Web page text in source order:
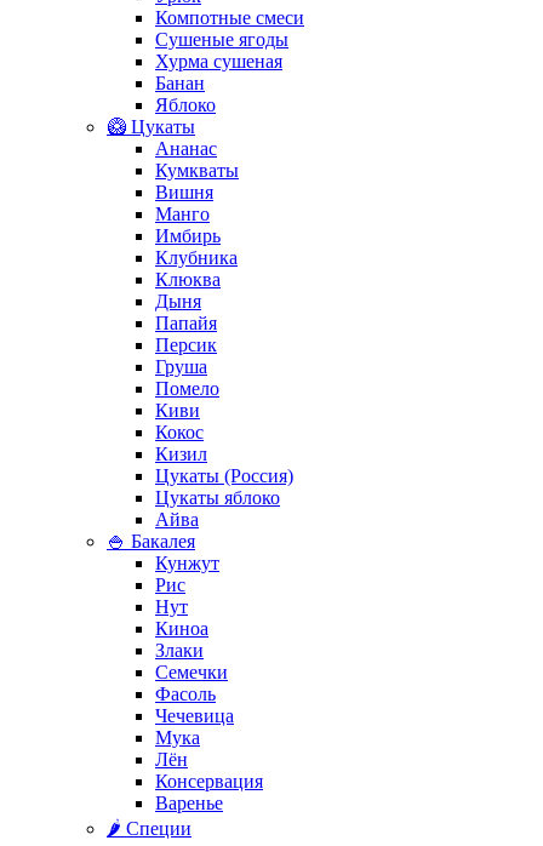
Компотные смеси
Сушеные ягоды
Хурма сушеная
Банан
Яблоко
🥝 Цукаты
Ананас
Кумкваты
Вишня
Манго
Имбирь
Клубника
Клюква
Дыня
Папайя
Персик
Груша
Помело
Киви
Кокос
Кизил
Цукаты (Россия)
Цукаты яблоко
Айва
🍚 Бакалея
Кунжут
Рис
Нут
Киноа
Злаки
Семечки
Фасоль
Чечевица
Мука
Лён
Консервация
Варенье
🌶️ Специи